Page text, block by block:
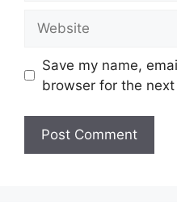
Save my name,
browser for the